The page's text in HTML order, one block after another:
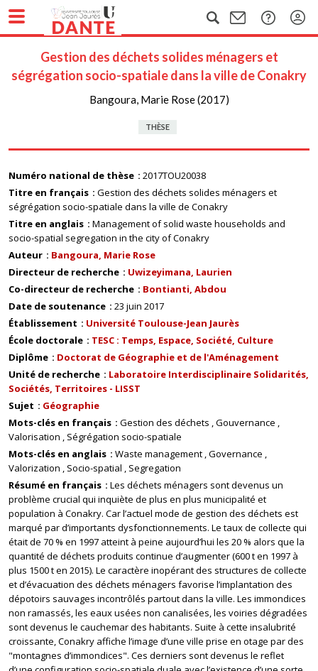
Gestion des déchets solides ménagers et
ségrégation socio-spatiale dans la ville de Conakry
Bangoura, Marie Rose (2017)
THÈSE
Numéro national de thèse
2017TOU20038
Titre en français
Gestion des déchets solides ménagers et
ségrégation socio-spatiale dans la ville de Conakry
Titre en anglais
Management of solid waste households and
socio-spatial segregation in the city of Conakry
Auteur
Bangoura, Marie Rose
Directeur de recherche
Uwizeyimana, Laurien
Co-directeur de recherche
Bontianti, Abdou
Date de soutenance
23 juin 2017
Établissement
Université Toulouse-Jean Jaurès
École doctorale
TESC : Temps, Espace, Société, Culture
Diplôme
Doctorat de Géographie et de l'Aménagement
Unité de recherche
Laboratoire Interdisciplinaire Solidarités,
Sociétés, Territoires - LISST
Sujet
Géographie
Mots-clés en français
Gestion des déchets Gouvernance
Valorisation
Ségrégation socio-spatiale
Mots-clés en anglais
Waste management Governance
Valorization
Socio-spatial
Segregation
Résumé en français
Les déchets ménagers sont devenus un
problème crucial qui inquiète de plus en plus municipalité et
population à Conakry. Car l’actuel mode de gestion des déchets est
marqué par d’importants dysfonctionnements. Le taux de collecte qui
était de 70 % en 1997 atteint à peine aujourd’hui les 20 % alors que la
quantité de déchets produits continue d’augmenter (600 t en 1997 à
plus 1500 t en 2015). Le caractère inopérant des structures de collecte
et d’évacuation des déchets ménagers favorise l’implantation des
dépotoirs sauvages incontrôlés partout dans la ville. Les immondices
non ramassés, les eaux usées non canalisées, les voiries dégradées
sont devenus le cauchemar des habitants. Suite à cette insalubrité
croissante, Conakry affiche l’image d’une ville prise en otage par des
"montagnes d’immondices". Ces derniers sont devenus le reflet